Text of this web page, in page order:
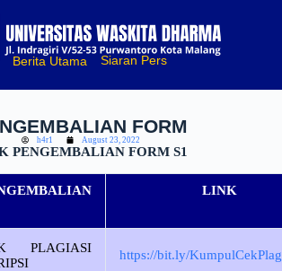
Berita Utama Siaran Pers
FORM
h4r1 August 23, 2022
PENGEMBALIAN FORM S1
LINK
PLAGIASI
https://bit.ly/